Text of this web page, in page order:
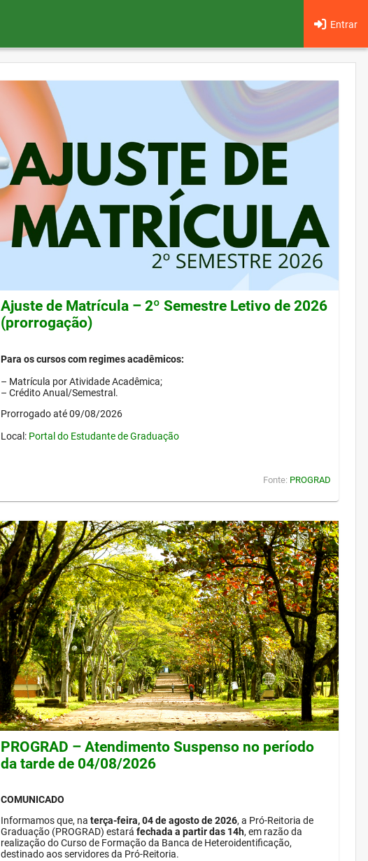
Entrar
Ajuste de Matrícula – 2º Semestre Letivo de 2026
(prorrogação)
Para os cursos com regimes acadêmicos:
– Matrícula por Atividade Acadêmica;
– Crédito Anual/Semestral.
Prorrogado até 09/08/2026
Local: Portal do Estudante de Graduação
Fonte: PROGRAD
PROGRAD – Atendimento Suspenso no período
da tarde de 04/08/2026
COMUNICADO
Informamos que, na terça-feira, 04 de agosto de 2026, a Pró-Reitoria de
Graduação (PROGRAD) estará fechada a partir das 14h, em razão da
realização do Curso de Formação da Banca de Heteroidentificação,
destinado aos servidores da Pró-Reitoria.